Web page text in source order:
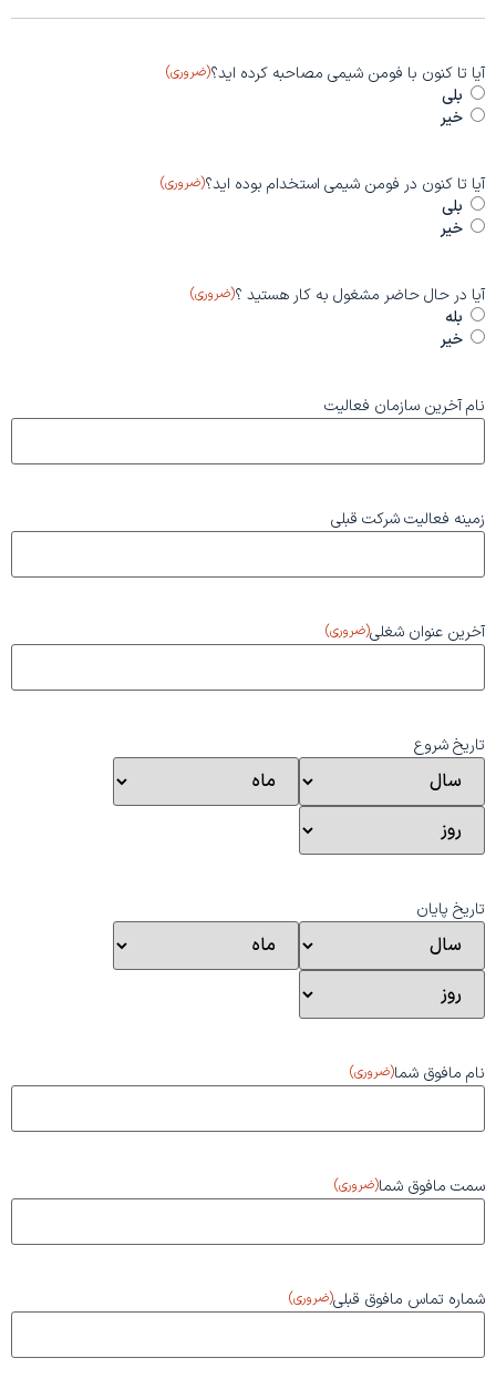
آیا تا کنون با فومن شیمی مصاحبه کرده اید؟(ضروری)
بلی
خیر
آیا تا کنون در فومن شیمی استخدام بوده اید؟(ضروری)
بلی
خیر
آیا در حال حاضر مشغول به کار هستید ؟(ضروری)
بله
خیر
نام آخرین سازمان فعالیت
زمینه فعالیت شرکت قبلی
آخرین عنوان شغلی(ضروری)
تاریخ شروع
تاریخ پایان
نام مافوق شما(ضروری)
سمت مافوق شما(ضروری)
شماره تماس مافوق قبلی(ضروری)